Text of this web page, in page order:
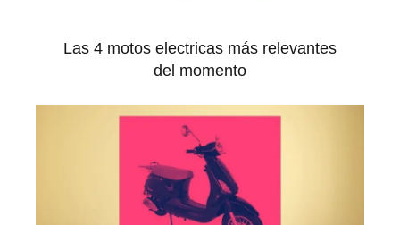
Las 4 motos electricas más relevantes
del momento